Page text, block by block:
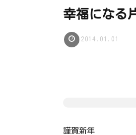
幸福になる
2014.01.01
謹賀新年